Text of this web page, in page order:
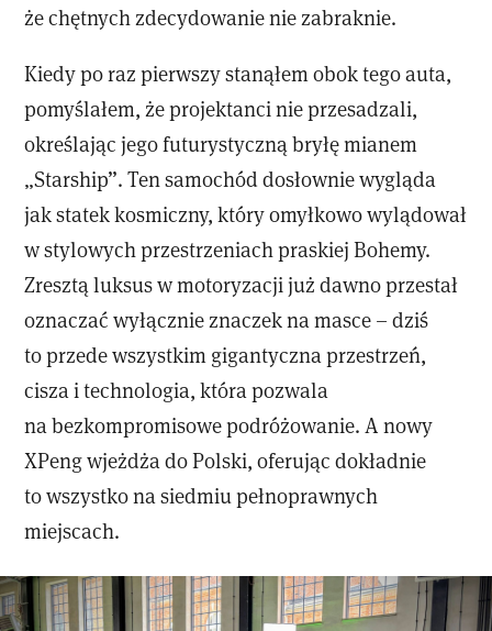
że chętnych zdecydowanie nie zabraknie.
Kiedy po raz pierwszy stanąłem obok tego auta,
pomyślałem, że projektanci nie przesadzali,
określając jego futurystyczną bryłę mianem
„Starship”. Ten samochód dosłownie wygląda
jak statek kosmiczny, który omyłkowo wylądował
w stylowych przestrzeniach praskiej Bohemy.
Zresztą luksus w motoryzacji już dawno przestał
oznaczać wyłącznie znaczek na masce – dziś
to przede wszystkim gigantyczna przestrzeń,
cisza i technologia, która pozwala
na bezkompromisowe podróżowanie. A nowy
XPeng wjeżdża do Polski, oferując dokładnie
to wszystko na siedmiu pełnoprawnych
miejscach.